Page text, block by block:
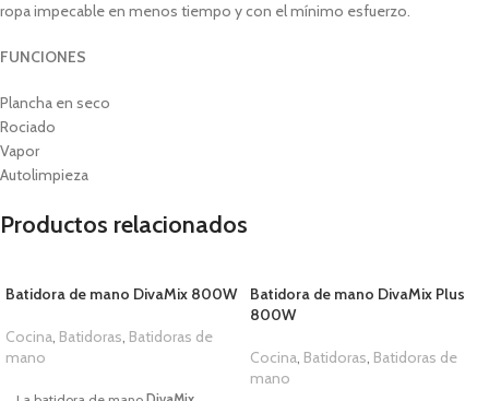
ropa impecable en menos tiempo y con el mínimo esfuerzo.
FUNCIONES
Plancha en seco
Rociado
Vapor
Autolimpieza
Productos relacionados
Batidora de mano DivaMix 800W
Cocina, Batidoras, Batidoras de
mano
Batidora de mano DivaMix Plus
800W
Cocina, Batidoras, Batidoras de
mano